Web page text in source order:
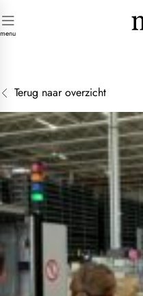
menu
Terug naar overzicht